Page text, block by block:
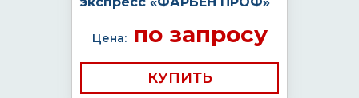
Цена:по запросу
КУПИТЬ